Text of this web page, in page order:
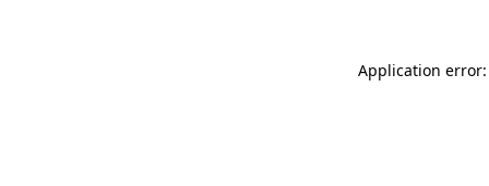
Application